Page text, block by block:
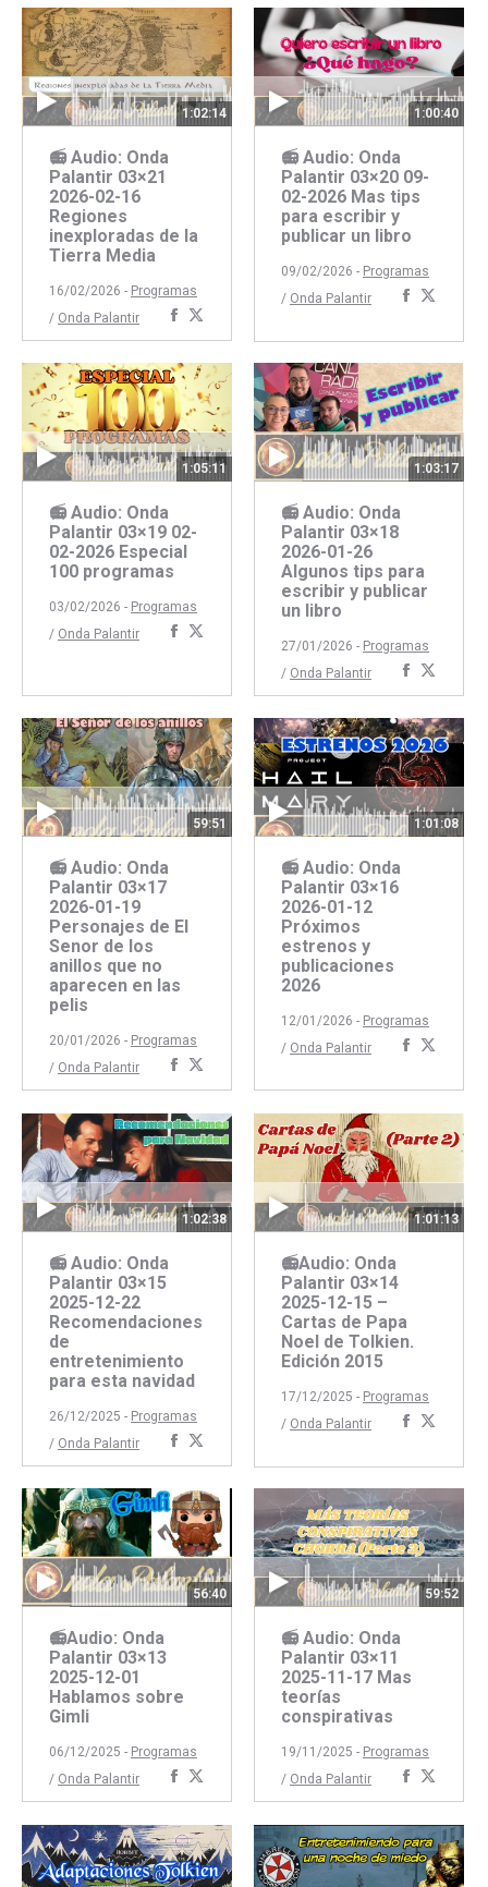
Facebook
Twitter
1:02:14
📻 Audio: Onda
Palantir 03×21
2026-02-16
Regiones
inexploradas de la
Tierra Media
16/02/2026 - Programas
/ Onda Palantir
Compartir
con
Facebook
con
Twitter
1:00:40
📻 Audio: Onda
Palantir 03×20 09-
02-2026 Mas tips
para escribir y
publicar un libro
09/02/2026 - Programas
/ Onda Palantir
Compartir
1:05:11
📻 Audio: Onda
Palantir 03×19 02-
02-2026 Especial
100 programas
03/02/2026 - Programas
/ Onda Palantir
Compartir
1:03:17
📻 Audio: Onda
Palantir 03×18
2026-01-26
Algunos tips para
escribir y publicar
un libro
27/01/2026 - Programas
/ Onda Palantir
Compartir
concon
59:51
📻 Audio: Onda
Palantir 03×17
2026-01-19
Personajes de El
Senor de los
anillos que no
aparecen en las
pelis
20/01/2026 - Programas
/ Onda Palantir
Compartir
con
Facebook
con
Twitter
1:01:08
📻 Audio: Onda
Palantir 03×16
2026-01-12
Próximos
estrenos y
publicaciones
2026
12/01/2026 - Programas
/ Onda Palantir
Compartir
1:02:38
📻 Audio: Onda
Palantir 03×15
2025-12-22
Recomendaciones
de
entretenimiento
para esta navidad
26/12/2025 - Programas
/ Onda Palantir
Compartir
con
Facebook
con
Twitter
1:01:13
📻Audio: Onda
Palantir 03×14
2025-12-15 –
Cartas de Papa
Noel de Tolkien.
Edición 2015
17/12/2025 - Programas
/ Onda Palantir
Compartir
56:40
📻Audio: Onda
Palantir 03×13
2025-12-01
Hablamos sobre
Gimli
06/12/2025 - Programas
/ Onda Palantir
Compartir
con
Facebook
con
Twitter
59:52
📻 Audio: Onda
Palantir 03×11
2025-11-17 Mas
teorías
conspirativas
19/11/2025 - Programas
/ Onda Palantir
Compartir
concon